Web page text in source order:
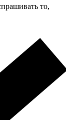
то,